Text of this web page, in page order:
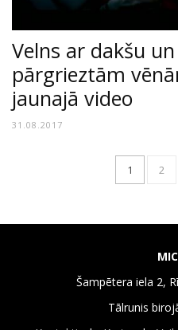
Velns ar dakšu
pārgrieztām
jaunajā video
31.08.2017
1 2
Šampētera iela 2,
Tālrunis